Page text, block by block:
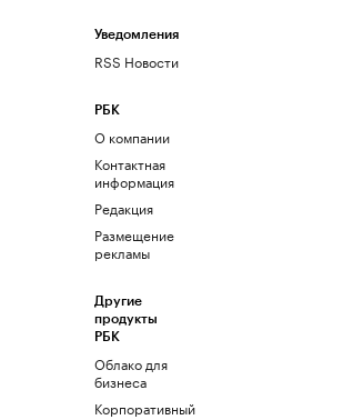
Уведомления
RSS Новости
РБК
О компании
Контактная
информация
Редакция
Размещение
рекламы
Другие
продукты
РБК
Облако для
бизнеса
Корпоративный